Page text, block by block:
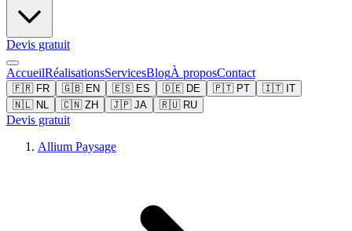
Devis gratuit
AccueilRéalisationsServicesBlogÀ proposContact
🇫🇷 FR 🇬🇧 EN 🇪🇸 ES 🇩🇪 DE 🇵🇹 PT 🇮🇹 IT
🇳🇱 NL 🇨🇳 ZH 🇯🇵 JA 🇷🇺 RU
Devis gratuit
Allium Paysage